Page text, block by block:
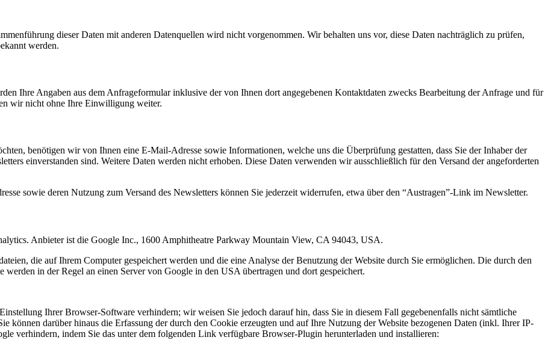
dieser Daten mit anderen Datenquellen wird nicht vorgenommen. Wir behalten uns vor, diese Daten nachträglich zu prüfen,
werden.
Ihre Angaben aus dem Anfrageformular inklusive der von Ihnen dort angegebenen Kontaktdaten zwecks Bearbeitung der Anfrage und für
wir nicht ohne Ihre Einwilligung weiter.
benötigen wir von Ihnen eine E-Mail-Adresse sowie Informationen, welche uns die Überprüfung gestatten, dass Sie der Inhaber der
einverstanden sind. Weitere Daten werden nicht erhoben. Diese Daten verwenden wir ausschließlich für den Versand der angeforderten
sowie deren Nutzung zum Versand des Newsletters können Sie jederzeit widerrufen, etwa über den “Austragen”-Link im Newsletter.
Anbieter ist die Google Inc., 1600 Amphitheatre Parkway Mountain View, CA 94043, USA.
die auf Ihrem Computer gespeichert werden und die eine Analyse der Benutzung der Website durch Sie ermöglichen. Die durch den
in der Regel an einen Server von Google in den USA übertragen und dort gespeichert.
Ihrer Browser-Software verhindern; wir weisen Sie jedoch darauf hin, dass Sie in diesem Fall gegebenenfalls nicht sämtliche
können darüber hinaus die Erfassung der durch den Cookie erzeugten und auf Ihre Nutzung der Website bezogenen Daten (inkl. Ihrer IP-
verhindern, indem Sie das unter dem folgenden Link verfügbare Browser-Plugin herunterladen und installieren: